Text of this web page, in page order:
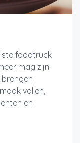
foodtruck
mag zijn
brengen
vallen,
en